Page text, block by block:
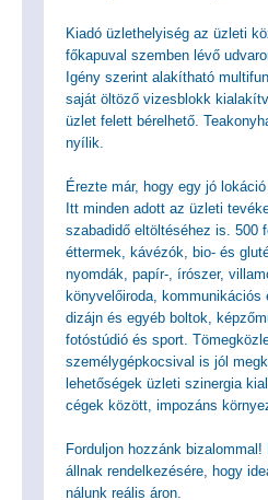
Kiadó üzlethelyiség az üzleti
főkapuval szemben lévő
Igény szerint alakítható
saját öltöző vizesblokk
üzlet felett bérelhető.
nyílik.
Érezte már, hogy egy jó
Itt minden adott az üzleti
szabadidő eltöltéséhez is. 500
éttermek, kávézók, bio- és
nyomdák, papír-, írószer,
könyvelőiroda, kommunikációs
dizájn és egyéb boltok,
fotóstúdió és sport.
személygépkocsival is jól
lehetőségek üzleti szinergia
cégek között, impozáns
Forduljon hozzánk
állnak rendelkezésére, hogy
nálunk reális áron.